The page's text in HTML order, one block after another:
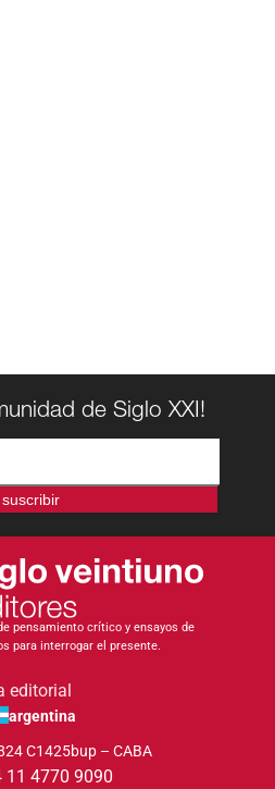
de Siglo XXI!
suscribir
pensamiento crítico y ensayos de
para interrogar el presente.
editorial
argentina
C1425bup – CABA
11 4770 9090